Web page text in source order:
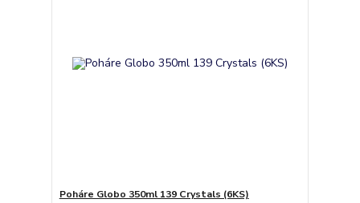
Poháre Globo 350ml 139 Crystals (6KS)